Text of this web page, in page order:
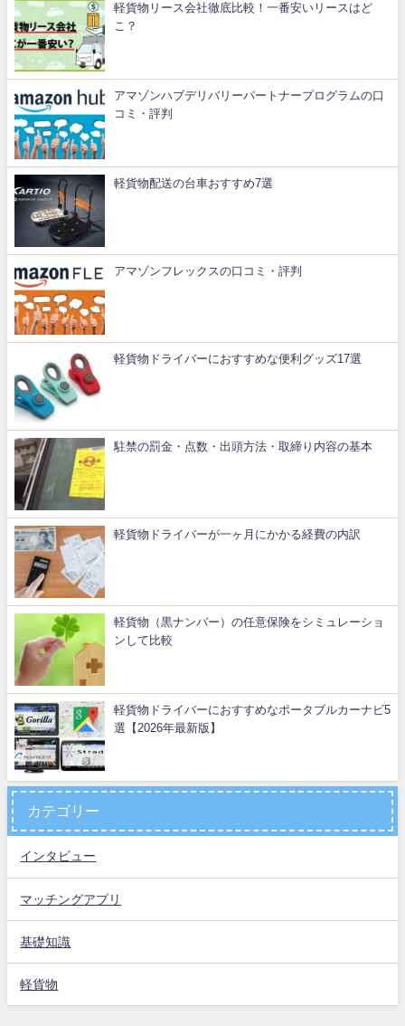
軽貨物リース会社徹底比較！一番安いリースはど
こ？
アマゾンハブデリバリーパートナープログラムの口
コミ・評判
軽貨物配送の台車おすすめ7選
アマゾンフレックスの口コミ・評判
軽貨物ドライバーにおすすめな便利グッズ17選
駐禁の罰金・点数・出頭方法・取締り内容の基本
軽貨物ドライバーが一ヶ月にかかる経費の内訳
軽貨物（黒ナンバー）の任意保険をシミュレーショ
ンして比較
軽貨物ドライバーにおすすめなポータブルカーナビ5
選【2026年最新版】
カテゴリー
インタビュー
マッチングアプリ
基礎知識
軽貨物